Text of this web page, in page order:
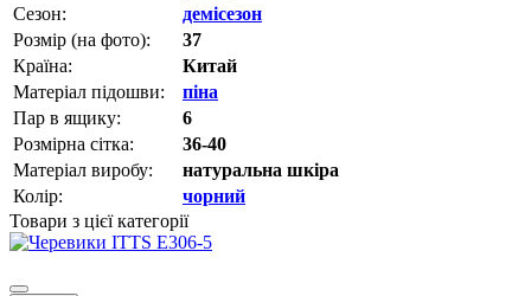
Сезон:
демісезон
Розмір (на фото):
37
Країна:
Китай
Матеріал підошви:
піна
Пар в ящику:
6
Розмірна сітка:
36-40
Матеріал виробу:
натуральна шкіра
Колір:
чорний
Товари з цієї категорії